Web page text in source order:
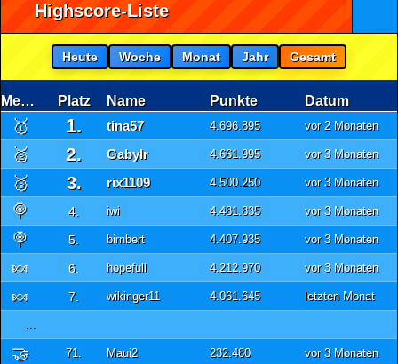
Highscore-Liste
Heute Woche Monat Jahr Gesamt
Medaille Platz Name Punkte Datum
🥇 1. tina57 4.696.895 vor 2 Monaten
🥈 2. GabyIr 4.661.995 vor 3 Monaten
🥉 3. rix1109 4.500.250 vor 3 Monaten
🍭 4. iwi 4.481.835 vor 3 Monaten
🍭 5. birnbert 4.407.935 vor 3 Monaten
🍬 6. hopefull 4.212.970 vor 3 Monaten
🍬 7. wikinger11 4.061.645 letzten Monat
...
🤝 71. Maui2 232.480 vor 3 Monaten